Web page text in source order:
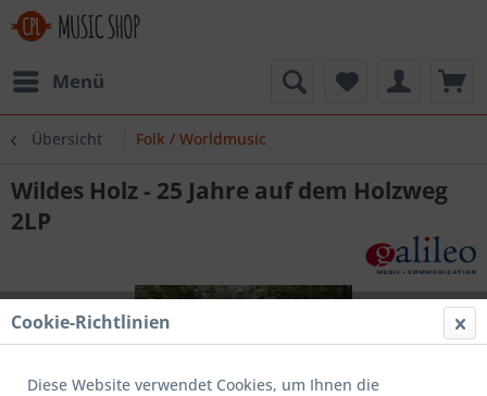
Menü
Übersicht Folk / Worldmusic
Wildes Holz - 25 Jahre auf dem Holzweg
2LP
Cookie-Richtlinien
Diese Website verwendet Cookies, um Ihnen die